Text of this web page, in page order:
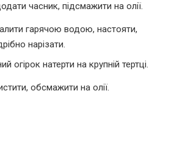
часник, підсмажити на олії.
гарячою водою, настояти,
нарізати.
огірок натерти на крупній тертці.
обсмажити на олії.